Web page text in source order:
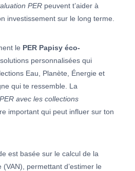
PER peuvent t’aider à
investissement sur le long terme.
le PER Papisy éco-
solutions personnalisées qui
Eau, Planète, Énergie et
qui te ressemble. La
avec les collections
important qui peut influer sur ton
est basée sur le calcul de la
permettant d’estimer le